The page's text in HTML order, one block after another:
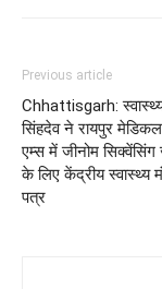
Previous article
Chhattisgarh:
सिंहदेव ने रायपुर
एम्स में जीनोम सिक्वेंसिंग
के लिए केंद्रीय स्वास्थ्य
पत्र